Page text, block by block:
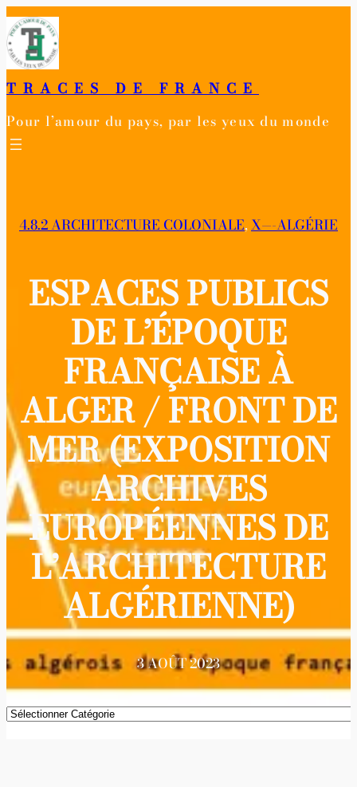
Aller
au
contenu
TRACES DE FRANCE
Pour l’amour du pays, par les yeux du monde
4.8.2 ARCHITECTURE COLONIALE, X—-ALGÉRIE
ESPACES PUBLICS
DE L’ÉPOQUE
FRANÇAISE À
ALGER / FRONT DE
MER (EXPOSITION
ARCHIVES
EUROPÉENNES DE
L’ARCHITECTURE
ALGÉRIENNE)
3 AOÛT 2023
Catégories